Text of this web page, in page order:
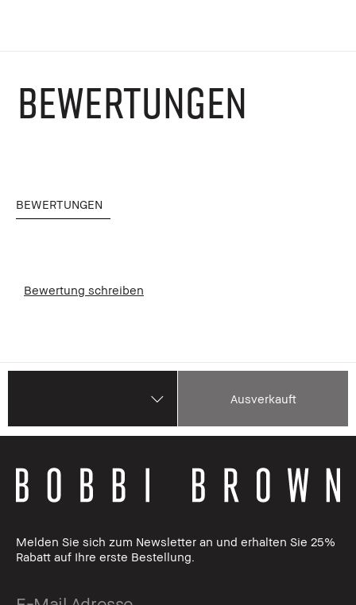
BEWERTUNGEN
BEWERTUNGEN
Bewertung schreiben
Ausverkauft
Melden Sie sich zum Newsletter an und erhalten Sie 25%
Rabatt auf Ihre erste Bestellung.